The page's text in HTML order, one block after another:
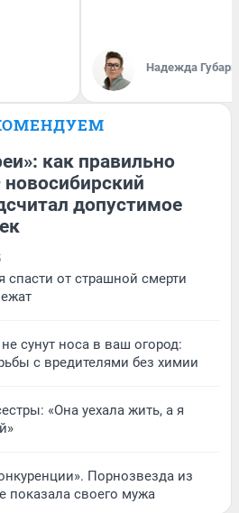
Надежда Губарь
как правильно
допустимое
спасти от страшной смерти
сунут носа в ваш огород:
с вредителями без химии
«Она уехала жить, а я
Порнозвезда из
показала своего мужа